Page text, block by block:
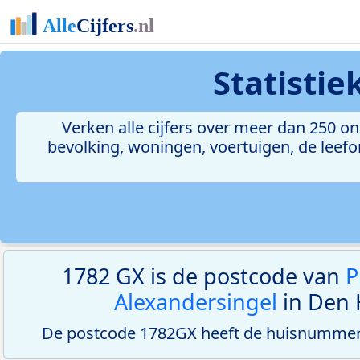
Verken alle cijfers over meer dan 250
bevolking, woningen, voertuigen, de
1782 GX is de postcode van
Alexandersingel in Den
De postcode 1782GX heeft de